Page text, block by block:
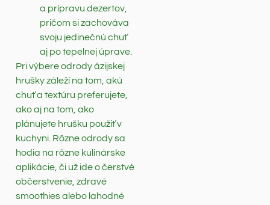
a prípravu dezertov,
pričom si zachováva
svoju jedinečnú chuť
aj po tepelnej úprave.
Pri výbere odrody ázijskej
hrušky záleží na tom, akú
chuť a textúru preferujete,
ako aj na tom, ako
plánujete hrušku použiť v
kuchyni. Rôzne odrody sa
hodia na rôzne kulinárske
aplikácie, či už ide o čerstvé
občerstvenie, zdravé
smoothies alebo lahodné